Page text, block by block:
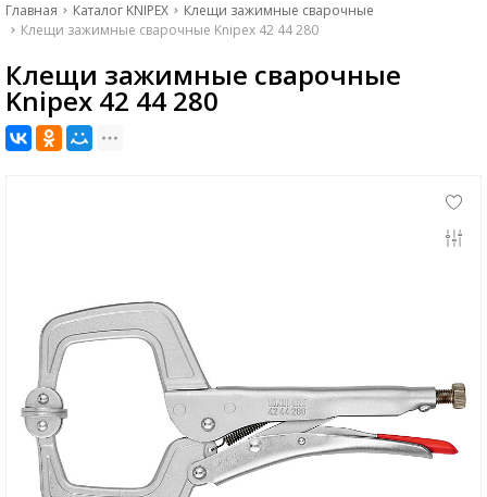
Каталог
Новости
Главная Каталог KNIPEX
Клещи зажимные сварочные
Клещи зажимные сварочные Knipex 42 44 280
Клещи зажимные сварочные
Knipex 42 44 280